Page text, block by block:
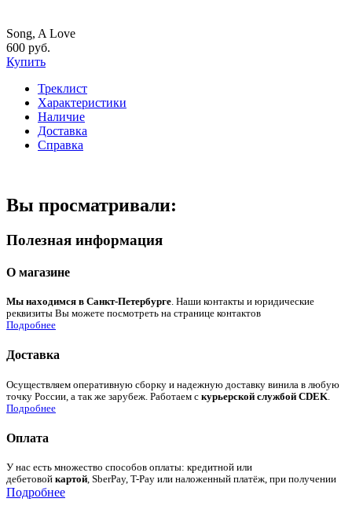
Song, A Love
600 руб.
Купить
Треклист
Характеристики
Наличие
Доставка
Справка
Вы просматривали:
Полезная информация
О магазине
Мы находимся в Санкт-Петербурге. Наши контакты и юридические
реквизиты Вы можете посмотреть на странице контактов
Подробнее
Доставка
Осуществляем оперативную сборку и надежную доставку винила в любую
точку России, а так же зарубеж. Работаем с курьерской службой CDEK
Подробнее
Оплата
У нас есть множество способов оплаты: кредитной или
дебетовой картой, SberPay, T-Pay или наложенный платёж, при получении
Подробнее